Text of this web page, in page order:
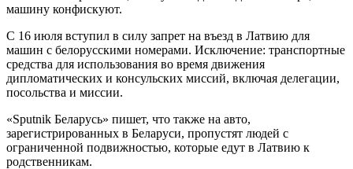
машину конфискуют.
С 16 июля вступил в силу запрет на въезд в Латвию для
машин с белорусскими номерами. Исключение: транспортные
средства для использования во время движения
дипломатических и консульских миссий, включая делегации,
посольства и миссии.
«Sputnik Беларусь» пишет, что также на авто,
зарегистрированных в Беларуси, пропустят людей с
ограниченной подвижностью, которые едут в Латвию к
родственникам.